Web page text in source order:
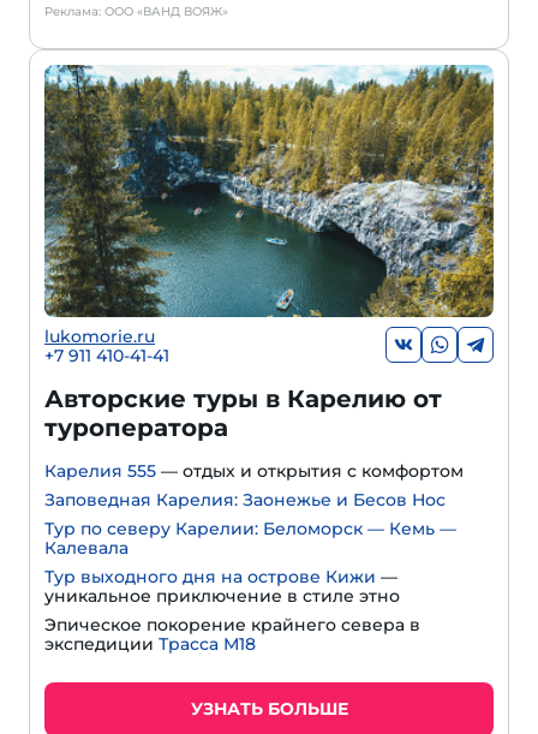
Реклама: ООО «ВАНД ВОЯЖ»
lukomorie.ru
+7 911 410-41-41
Авторские туры в Карелию от
туроператора
Карелия 555 — отдых и открытия с комфортом
Заповедная Карелия: Заонежье и Бесов Нос
Тур по северу Карелии: Беломорск — Кемь —
Калевала
Тур выходного дня на острове Кижи —
уникальное приключение в стиле этно
Эпическое покорение крайнего севера в
экспедиции Трасса М18
УЗНАТЬ БОЛЬШЕ